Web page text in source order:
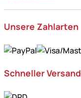
Unsere Zahlarten
Schneller Versand